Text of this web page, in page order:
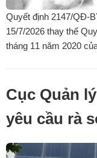
Quyết định 2147/QĐ-
15/7/2026 thay thế
tháng 11 năm 2020
Cục Quản
yêu cầu rà
với cơ sở